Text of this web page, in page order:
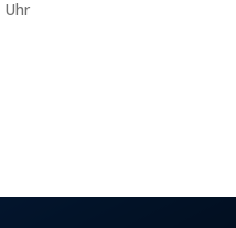
Uhr